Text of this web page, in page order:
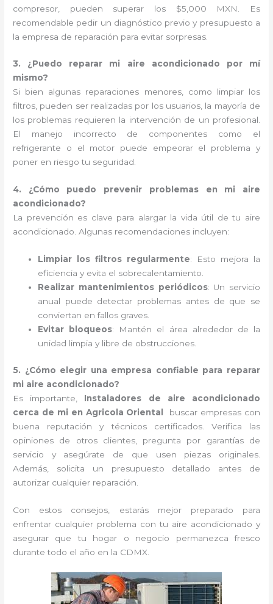
compresor, pueden superar los $5,000 MXN. Es
recomendable pedir un diagnóstico previo y presupuesto a
la empresa de reparación para evitar sorpresas.
3. ¿Puedo reparar mi aire acondicionado por mí
mismo?
Si bien algunas reparaciones menores, como limpiar los
filtros, pueden ser realizadas por los usuarios, la mayoría de
los problemas requieren la intervención de un profesional.
El manejo incorrecto de componentes como el
refrigerante o el motor puede empeorar el problema y
poner en riesgo tu seguridad.
4. ¿Cómo puedo prevenir problemas en mi aire
acondicionado?
La prevención es clave para alargar la vida útil de tu aire
acondicionado. Algunas recomendaciones incluyen:
Limpiar los filtros regularmente: Esto mejora la
eficiencia y evita el sobrecalentamiento.
Realizar mantenimientos periódicos: Un servicio
anual puede detectar problemas antes de que se
conviertan en fallos graves.
Evitar bloqueos: Mantén el área alrededor de la
unidad limpia y libre de obstrucciones.
5. ¿Cómo elegir una empresa confiable para reparar
mi aire acondicionado?
Es importante, Instaladores de aire acondicionado
cerca de mi en Agricola Oriental
buscar empresas con
buena reputación y técnicos certificados. Verifica las
opiniones de otros clientes, pregunta por garantías de
servicio y asegúrate de que usen piezas originales.
Además, solicita un presupuesto detallado antes de
autorizar cualquier reparación.
Con estos consejos, estarás mejor preparado para
enfrentar cualquier problema con tu aire acondicionado y
asegurar que tu hogar o negocio permanezca fresco
durante todo el año en la CDMX.